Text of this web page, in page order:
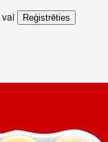
vai Reģistrēties